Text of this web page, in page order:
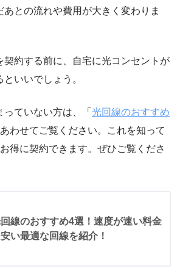
あとの流れや費用が大きく変わりま
契約する前に、自宅に光コンセントが
いいでしょう。
ていない方は、「 光回線のおすすめ
わせてご覧ください。これを知って
得に契約できます。ぜひご覧くださ
線のおすすめ4選！速度が速い料金
安い最適な回線を紹介！